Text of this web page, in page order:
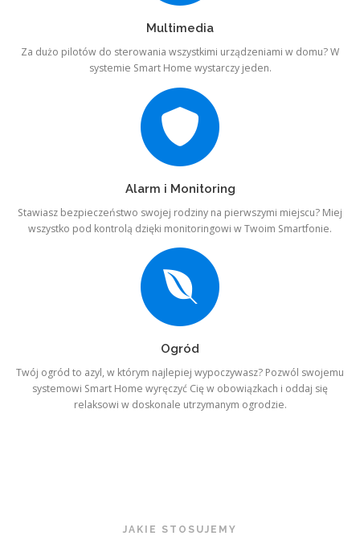
Multimedia
Za dużo pilotów do sterowania wszystkimi urządzeniami w domu? W
systemie Smart Home wystarczy jeden.
Alarm i Monitoring
Stawiasz bezpieczeństwo swojej rodziny na pierwszymi miejscu? Miej
wszystko pod kontrolą dzięki monitoringowi w Twoim Smartfonie.
Ogród
Twój ogród to azyl, w którym najlepiej wypoczywasz? Pozwól swojemu
systemowi Smart Home wyręczyć Cię w obowiązkach i oddaj się
relaksowi w doskonale utrzymanym ogrodzie.
JAKIE STOSUJEMY